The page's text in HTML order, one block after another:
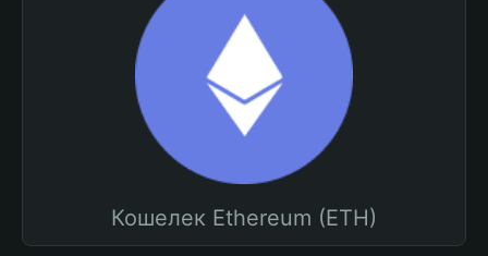
Кошелек Ethereum (ETH)